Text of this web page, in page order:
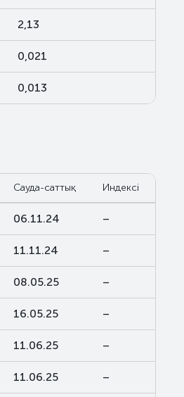
2,13
0,021
0,013
Сауда-саттық Индексі
06.11.24 –
11.11.24 –
08.05.25 –
16.05.25 –
11.06.25 –
11.06.25 –